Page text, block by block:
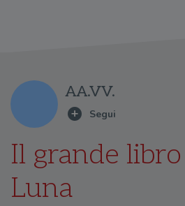
AA.VV.
Il grande
Luna